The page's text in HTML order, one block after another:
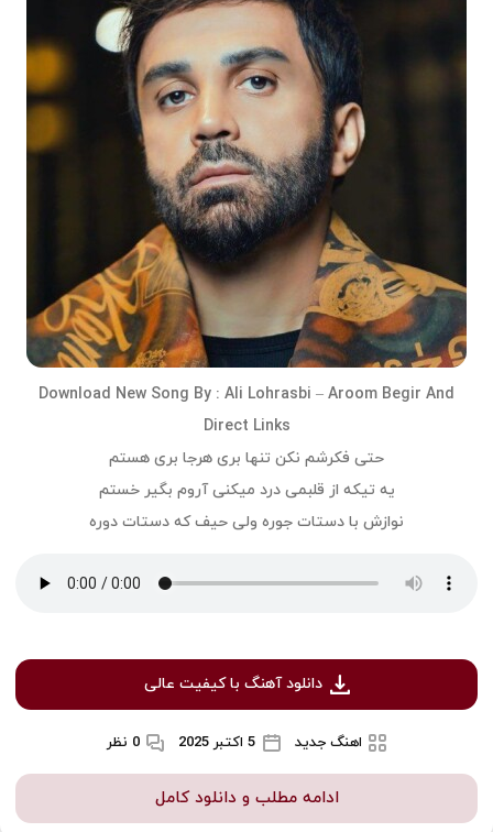
Download New Song By : Ali Lohrasbi – Aroom Begir And
Direct Links
حتی فکرشم نکن تنها بری هرجا بری هستم
یه تیکه از قلبمی درد میکنی آروم بگیر خستم
نوازش با دستات جوره ولی حیف که دستات دوره
دانلود آهنگ با کیفیت عالی
اهنگ جدید 5 اکتبر 2025 0 نظر
ادامه مطلب و دانلود کامل